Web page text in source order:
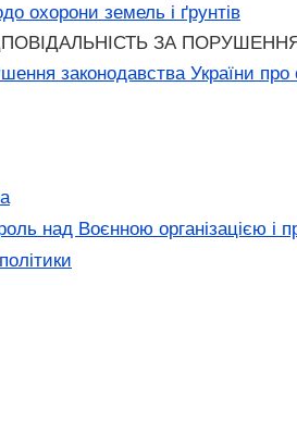
охорони земель і ґрунтів
ЗА
законодавства України
над Воєнною організацією і